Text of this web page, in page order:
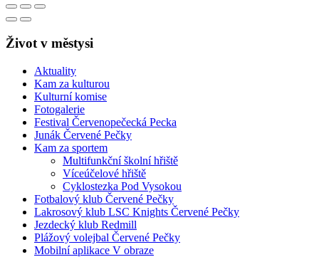
Život v městysi
Aktuality
Kam za kulturou
Kulturní komise
Fotogalerie
Festival Červenopečecká Pecka
Junák Červené Pečky
Kam za sportem
Multifunkční školní hřiště
Víceúčelové hřiště
Cyklostezka Pod Vysokou
Fotbalový klub Červené Pečky
Lakrosový klub LSC Knights Červené Pečky
Jezdecký klub Redmill
Plážový volejbal Červené Pečky
Mobilní aplikace V obraze